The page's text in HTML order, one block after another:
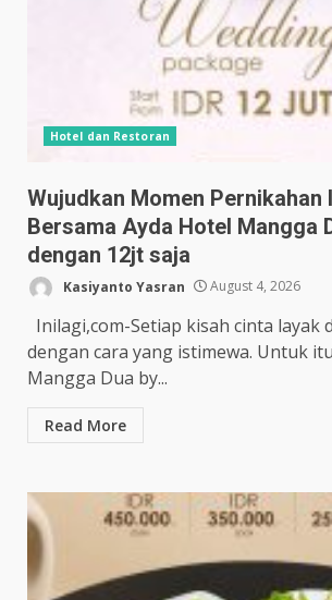
Hotel dan Restoran
Wujudkan Momen Pernikahan
Bersama Ayda Hotel Mangga
dengan 12jt saja
Kasiyanto Yasran August 4, 2026
Inilagi,com-Setiap kisah cinta layak
dengan cara yang istimewa. Untuk
Mangga Dua by...
Read More